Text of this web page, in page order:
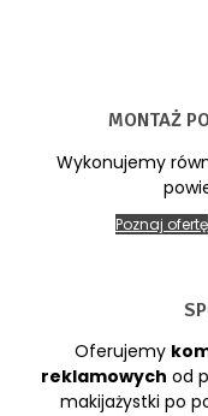
MONTAŻ
Wykonujemy
Poznaj ofertę
Oferujemy
reklamowych od
makijażystki po